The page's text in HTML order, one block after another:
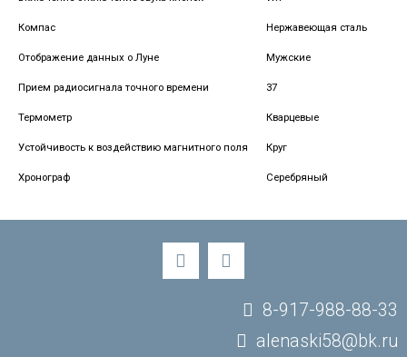
Компас Нержавеющая сталь
Отображение данных о Луне Мужские
Прием радиосигнала точного времени 37
Термометр Кварцевые
Устойчивость к воздействию магнитного поля Круг
Хронограф Серебряный
8-917-988-88-33
alenaski58@bk.ru